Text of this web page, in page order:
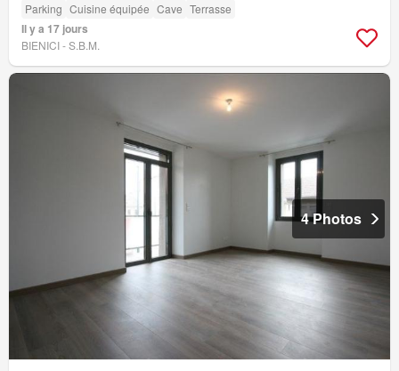
Parking Cuisine équipée Cave Terrasse
Il y a 17 jours
BIENICI - S.B.M.
4 Photos